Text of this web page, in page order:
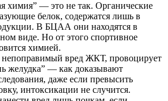
химия” — это не так. Органические
белок, содержатся лишь в
В БЦАА они находятся в
виде. Но от этого спортивное
химией.
вред ЖКТ, провоцирует
желудка” — как доказывают
даже если превысить
интоксикации не случится.